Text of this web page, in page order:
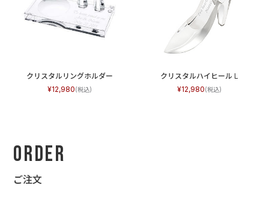
クリスタルリングホルダー
12,980
クリスタルハイヒール L
12,980
Order
ご注文